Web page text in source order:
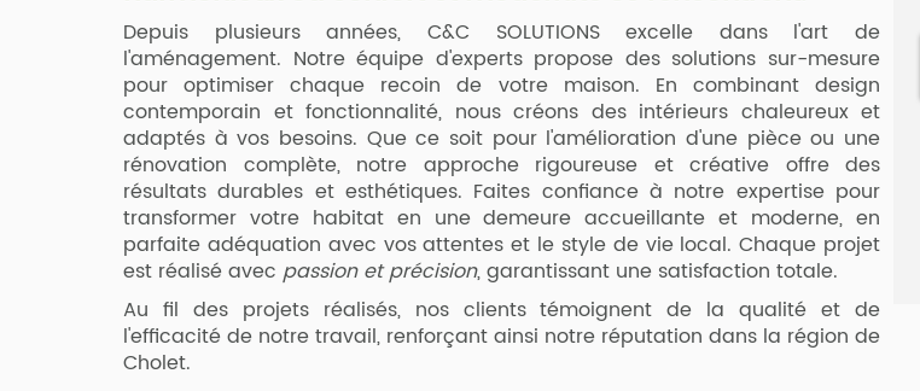
Depuis plusieurs années, C&C SOLUTIONS excelle dans l'art de
l'aménagement. Notre équipe d'experts propose des solutions sur-mesure
pour optimiser chaque recoin de votre maison. En combinant design
contemporain et fonctionnalité, nous créons des intérieurs chaleureux et
adaptés à vos besoins. Que ce soit pour l'amélioration d'une pièce ou une
rénovation complète, notre approche rigoureuse et créative offre des
résultats durables et esthétiques. Faites confiance à notre expertise pour
transformer votre habitat en une demeure accueillante et moderne, en
parfaite adéquation avec vos attentes et le style de vie local. Chaque projet
est réalisé avec passion et précision, garantissant une satisfaction totale.
Au fil des projets réalisés, nos clients témoignent de la qualité et de
l'efficacité de notre travail, renforçant ainsi notre réputation dans la région de
Cholet.